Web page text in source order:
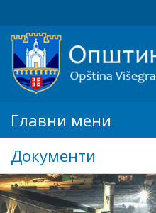
Главни мени
Документи